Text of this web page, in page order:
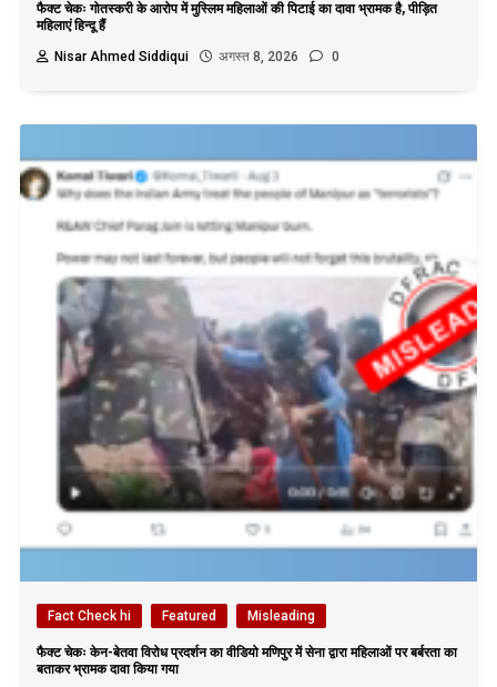
फैक्ट चेकः गोतस्करी के आरोप में मुस्लिम महिलाओं की पिटाई का दावा भ्रामक है, पीड़ित
महिलाएं हिन्दू हैं
Nisar Ahmed Siddiqui
अगस्त 8, 2026 0
Fact Check hi Featured Misleading
फैक्ट चेकः केन-बेतवा विरोध प्रदर्शन का वीडियो मणिपुर में सेना द्वारा महिलाओं पर बर्बरता का
बताकर भ्रामक दावा किया गया